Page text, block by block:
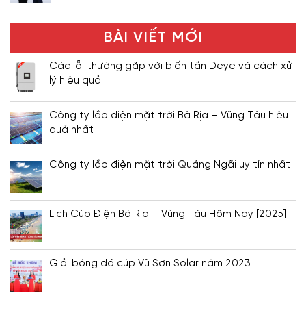
BÀI VIẾT MỚI
Các lỗi thường gặp với biến tần Deye và cách xử
lý hiệu quả
Công ty lắp điện mặt trời Bà Rịa – Vũng Tàu hiệu
quả nhất
Công ty lắp điện mặt trời Quảng Ngãi uy tín nhất
Lịch Cúp Điện Bà Rịa – Vũng Tàu Hôm Nay [2025]
Giải bóng đá cúp Vũ Sơn Solar năm 2023